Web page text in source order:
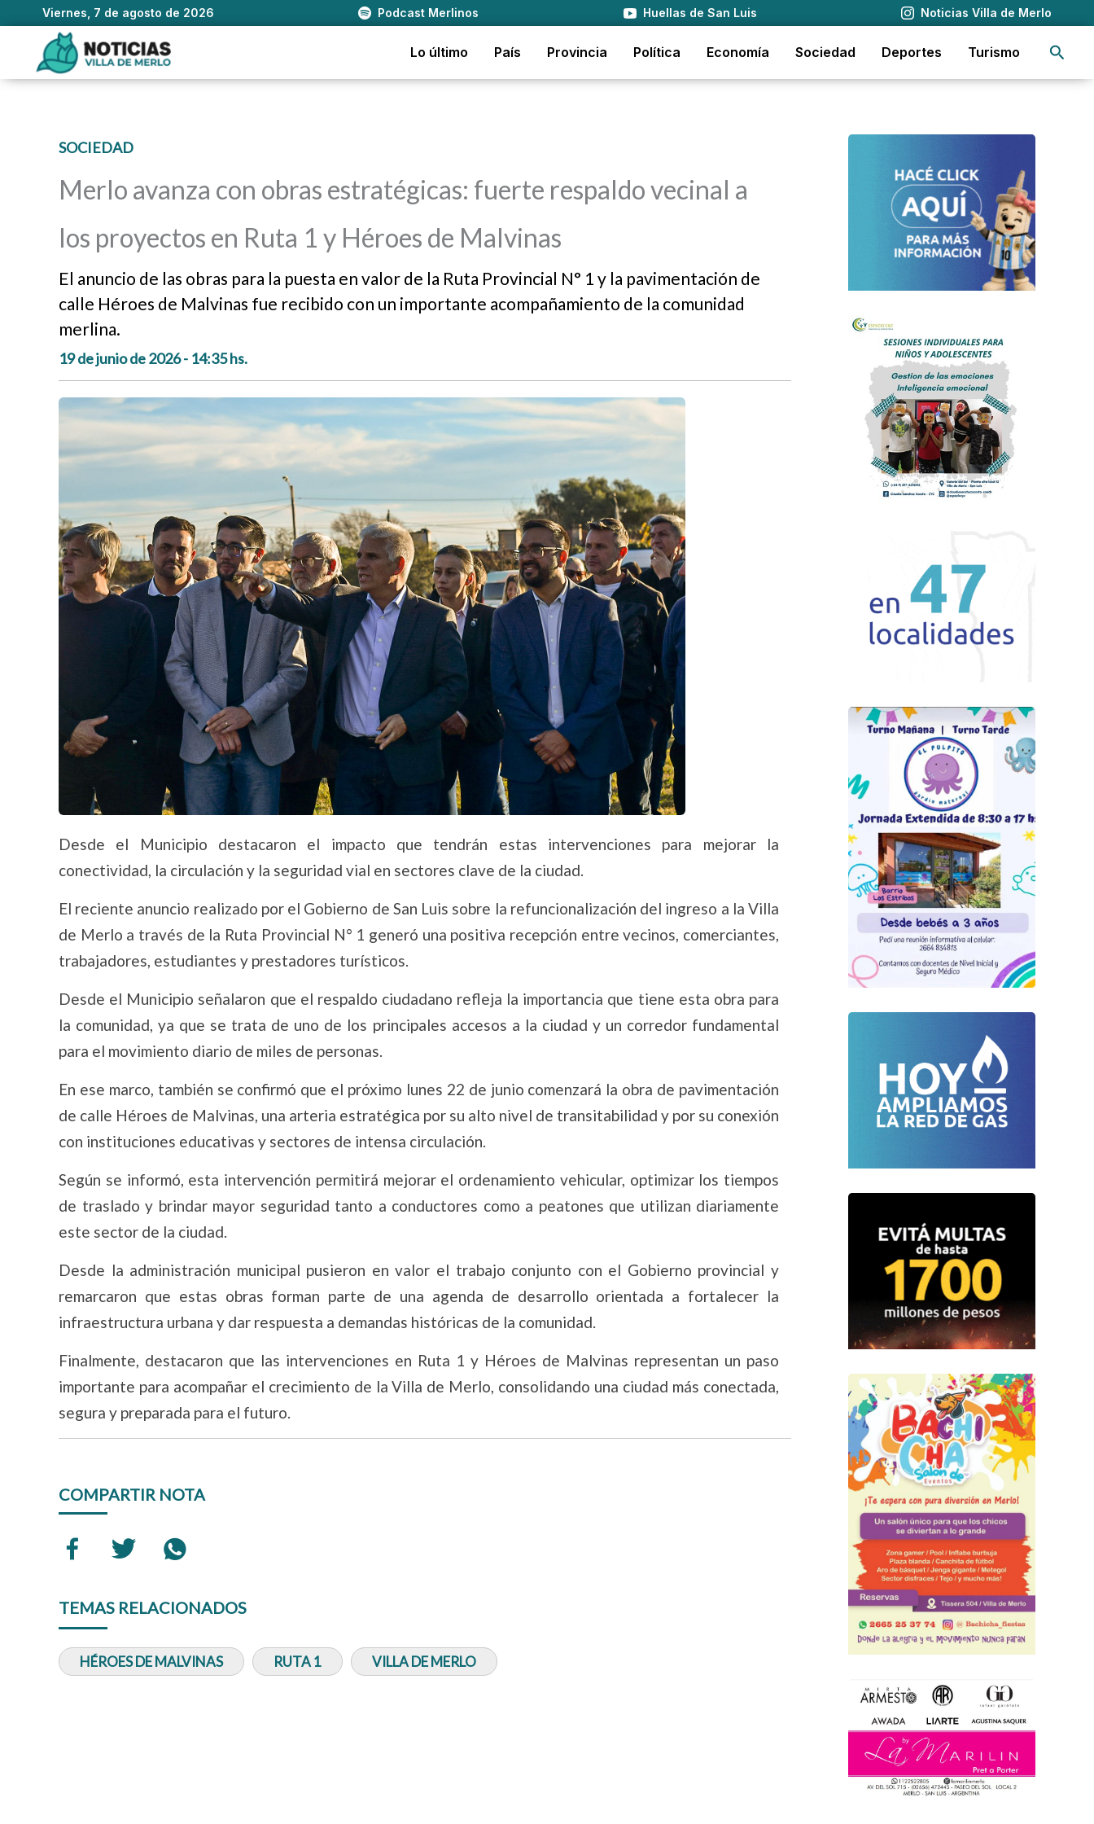
Viernes, 7 de agosto de 2026 Podcast Merlinos Huellas de San Luis Noticias Villa de Merlo
contenido
Lo último País Provincia Política Economía Sociedad Deportes Turismo
SOCIEDAD
Merlo avanza con obras estratégicas: fuerte respaldo vecinal a
los proyectos en Ruta 1 y Héroes de Malvinas
El anuncio de las obras para la puesta en valor de la Ruta Provincial N° 1 y la pavimentación de
calle Héroes de Malvinas fue recibido con un importante acompañamiento de la comunidad
merlina.
19 de junio de 2026 - 14:35 hs.
Desde el Municipio destacaron el impacto que tendrán estas intervenciones para mejorar la
conectividad, la circulación y la seguridad vial en sectores clave de la ciudad.
El reciente anuncio realizado por el Gobierno de San Luis sobre la refuncionalización del ingreso a la Villa
de Merlo a través de la Ruta Provincial N° 1 generó una positiva recepción entre vecinos, comerciantes,
trabajadores, estudiantes y prestadores turísticos.
Desde el Municipio señalaron que el respaldo ciudadano refleja la importancia que tiene esta obra para
la comunidad, ya que se trata de uno de los principales accesos a la ciudad y un corredor fundamental
para el movimiento diario de miles de personas.
En ese marco, también se confirmó que el próximo lunes 22 de junio comenzará la obra de pavimentación
de calle Héroes de Malvinas, una arteria estratégica por su alto nivel de transitabilidad y por su conexión
con instituciones educativas y sectores de intensa circulación.
Según se informó, esta intervención permitirá mejorar el ordenamiento vehicular, optimizar los tiempos
de traslado y brindar mayor seguridad tanto a conductores como a peatones que utilizan diariamente
este sector de la ciudad.
Desde la administración municipal pusieron en valor el trabajo conjunto con el Gobierno provincial y
remarcaron que estas obras forman parte de una agenda de desarrollo orientada a fortalecer la
infraestructura urbana y dar respuesta a demandas históricas de la comunidad.
Finalmente, destacaron que las intervenciones en Ruta 1 y Héroes de Malvinas representan un paso
importante para acompañar el crecimiento de la Villa de Merlo, consolidando una ciudad más conectada,
segura y preparada para el futuro.
COMPARTIR NOTA
TEMAS RELACIONADOS
HÉROES DE MALVINAS RUTA 1 VILLA DE MERLO